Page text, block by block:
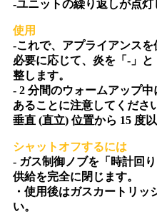
-ユニットの繰り返しが点灯
使用
-これで、アプライアンスを
必要に応じて、炎を「-」
整します。
- 2 分間のウォームアップ
あることに注意してくださ
垂直 (直立) 位置から 15 度
シャットオフするには
- ガス制御ノブを「時計回
供給を完全に閉じます。
・使用後はガスカートリッ
い。